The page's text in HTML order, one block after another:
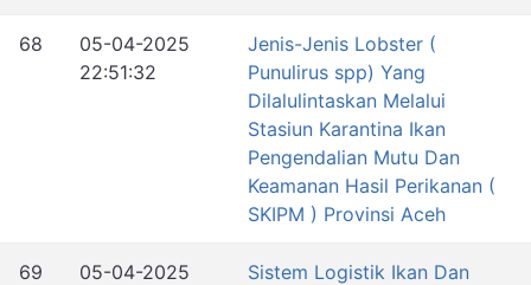
68
05-04-2025
22:51:32
Jenis-Jenis Lobster (
Punulirus spp) Yang
Dilalulintaskan Melalui
Stasiun Karantina Ikan
Pengendalian Mutu Dan
Keamanan Hasil Perikanan (
SKIPM ) Provinsi Aceh
69
05-04-2025
Sistem Logistik Ikan Dan